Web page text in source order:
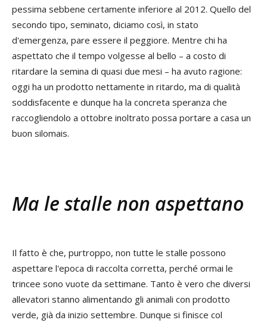
pessima sebbene certamente inferiore al 2012. Quello del
secondo tipo, seminato, diciamo così, in stato
d'emergenza, pare essere il peggiore. Mentre chi ha
aspettato che il tempo volgesse al bello – a costo di
ritardare la semina di quasi due mesi – ha avuto ragione:
oggi ha un prodotto nettamente in ritardo, ma di qualità
soddisfacente e dunque ha la concreta speranza che
raccogliendolo a ottobre inoltrato possa portare a casa un
buon silomais.
Ma le stalle non aspettano
Il fatto è che, purtroppo, non tutte le stalle possono
aspettare l'epoca di raccolta corretta, perché ormai le
trincee sono vuote da settimane. Tanto è vero che diversi
allevatori stanno alimentando gli animali con prodotto
verde, già da inizio settembre. Dunque si finisce col